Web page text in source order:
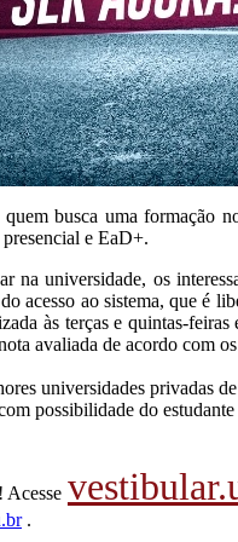
busca uma formação
e EaD+.
na universidade, os
acesso ao sistema, que é
às terças e quintas-
avaliada de acordo com
universidades privadas
possibilidade do
Acesse
.